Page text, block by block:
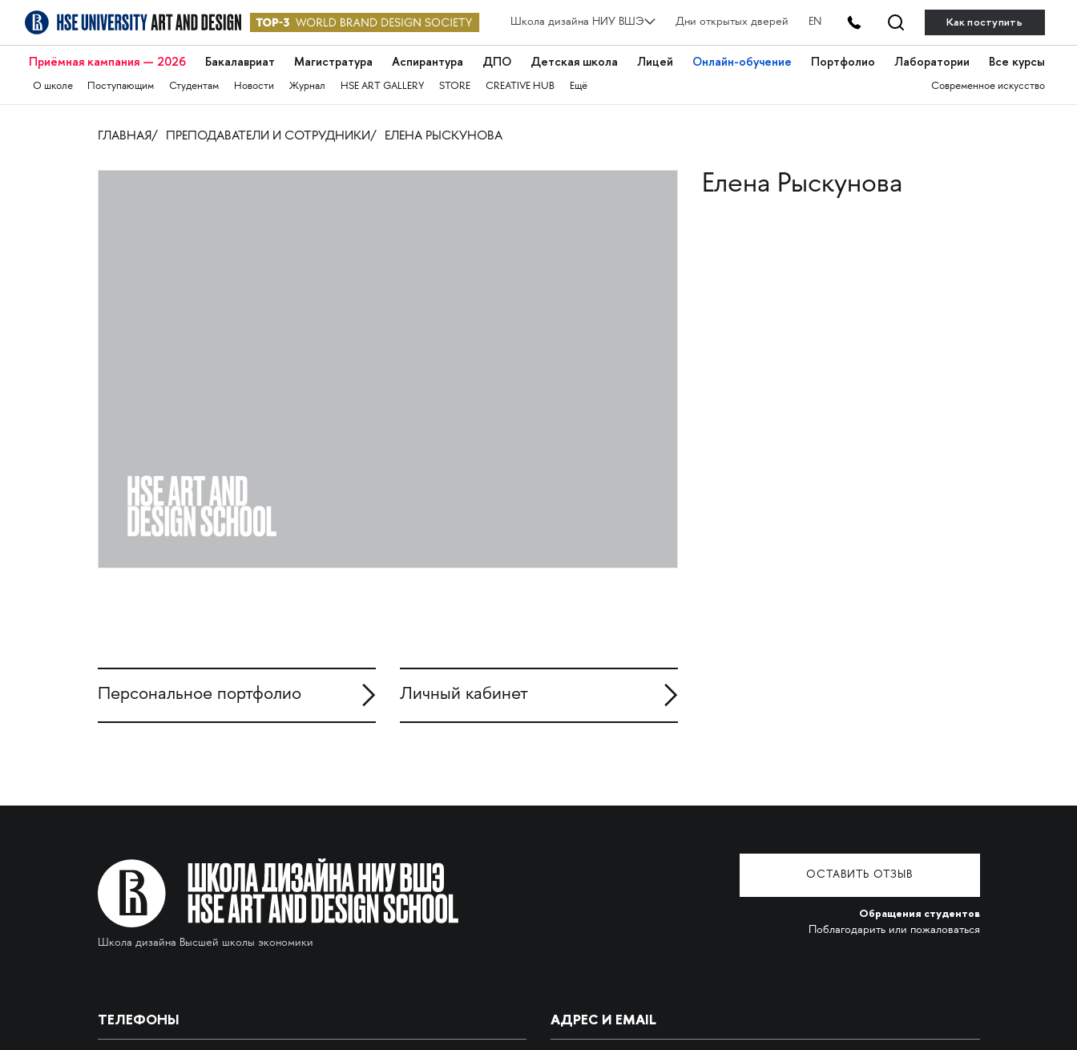
Школа дизайна НИУ ВШЭ Дни открытых дверей EN Как поступить
Приёмная кампания — 2026 Бакалавриат Магистратура Аспирантура ДПО Детская школа Лицей Онлайн-обучение Портфолио Лаборатории Все курсы
О школе Поступающим Студентам Новости Журнал HSE ART GALLERY STORE CREATIVE HUB Ещё Современное искусство
ГЛАВНАЯ ПРЕПОДАВАТЕЛИ И СОТРУДНИКИ ЕЛЕНА РЫСКУНОВА
Елена Рыскунова
Персональное портфолио Личный кабинет
Школа дизайна Высшей школы экономики
ОСТАВИТЬ ОТЗЫВ
Обращения студентов
Поблагодарить или пожаловаться
ТЕЛЕФОНЫ АДРЕС И EMAIL